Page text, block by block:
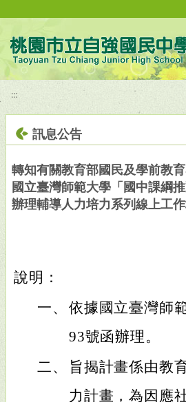
:::
訊息公告
轉知有關教育部國民及學前教
國立臺灣師範大學「國中課綱
辦理輔導人力培力系列線上工
說明：
一、 依據國立臺灣師
93號函辦理。
二、
旨揭計畫係由教
力計畫，為因應